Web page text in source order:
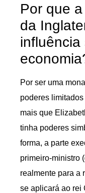
Por que
da
influência
Por ser uma
poderes
mais que
tinha poderes
forma, a parte
primeiro-ministro
realmente para a
se aplicará ao rei